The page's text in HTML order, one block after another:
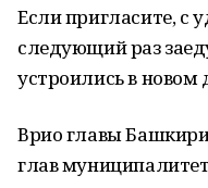
Если пригласите, с
следующий раз
устроились в новом
Врио главы
глав